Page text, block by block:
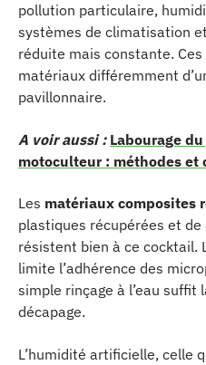
pollution particulaire,
systèmes de climatisation
réduite mais constante.
matériaux différemment
pavillonnaire.
A voir aussi : Labourage
motoculteur : méthodes et
Les matériaux composites
plastiques récupérées et
résistent bien à ce cocktail.
limite l’adhérence des
simple rinçage à l’eau suffit
décapage.
L’humidité artificielle, celle